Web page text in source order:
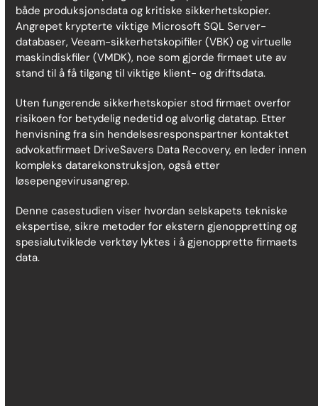
både produksjonsdata og kritiske sikkerhetskopier.
Angrepet krypterte viktige Microsoft SQL Server-
databaser, Veeam-sikkerhetskopifiler (VBK) og virtuelle
maskindiskfiler (VMDK), noe som gjorde firmaet ute av
stand til å få tilgang til viktige klient- og driftsdata.
Uten fungerende sikkerhetskopier stod firmaet overfor
risikoen for betydelig nedetid og alvorlig datatap. Etter
henvisning fra sin hendelsesrespons­partner kontaktet
advokatfirmaet DriveSavers Data Recovery, en leder innen
kompleks datarekonstruksjon, også etter
løsepengevirusangrep.
Denne casestudien viser hvordan selskapets tekniske
ekspertise, sikre metoder for ekstern gjenoppretting og
spesialutviklede verktøy lyktes i å gjenopprette firmaets
data.